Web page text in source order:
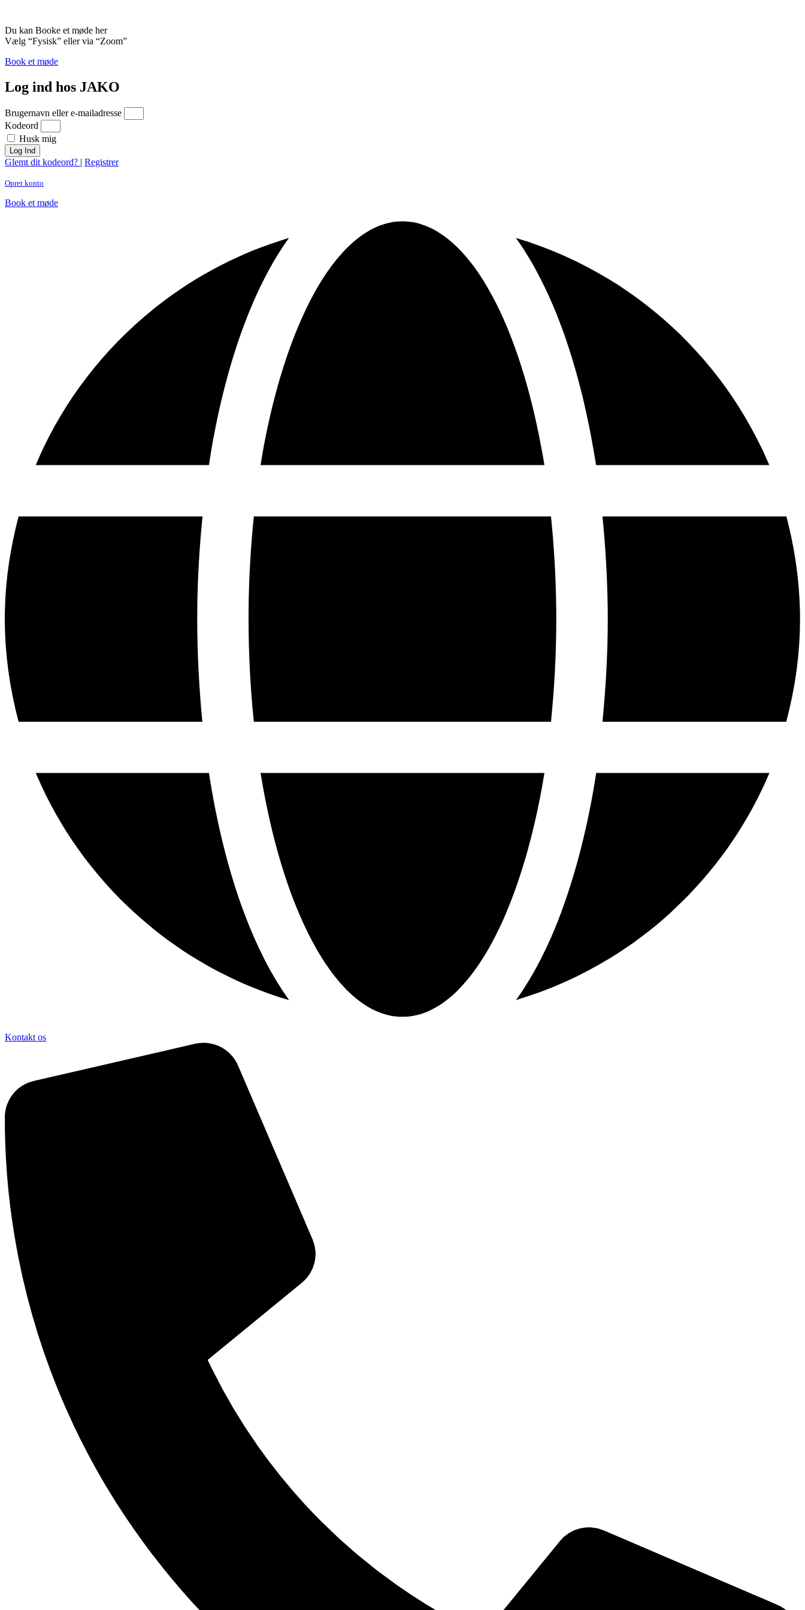
Du kan Booke et møde her
Vælg “Fysisk” eller via “Zoom”
Book et møde
Log ind hos JAKO
Brugernavn eller e-mailadresse
Kodeord
Husk mig
Log Ind
Glemt dit kodeord? | Registrer
Opret konto
Book et møde
Kontakt os